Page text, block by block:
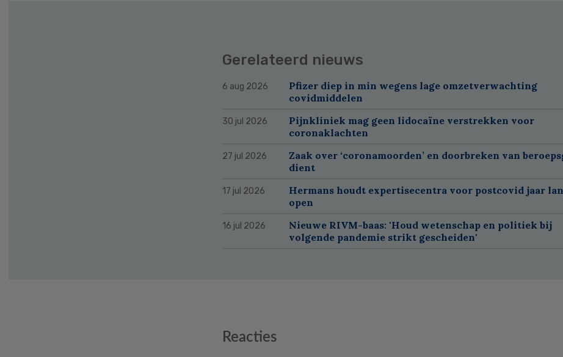
Gerelateerd nieuws
6 aug 2026
Pfizer diep in min wegens lage omzetverwachting
covidmiddelen
30 jul 2026
Pijnkliniek mag geen lidocaïne verstrekken voor
coronaklachten
27 jul 2026
Zaak over ‘coronamoorden’ en doorbreken van
dient
17 jul 2026
Hermans houdt expertisecentra voor postcovid jaar
open
16 jul 2026
Nieuwe RIVM-baas: 'Houd wetenschap en politiek bij
volgende pandemie strikt gescheiden'
Reacties